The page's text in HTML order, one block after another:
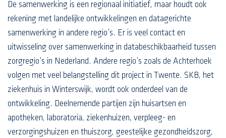
De samenwerking is een regionaal initiatief, maar houdt ook
rekening met landelijke ontwikkelingen en datagerichte
samenwerking in andere regio’s. Er is veel contact en
uitwisseling over samenwerking in databeschikbaarheid tussen
zorgregio’s in Nederland. Andere regio’s zoals de Achterhoek
volgen met veel belangstelling dit project in Twente. SKB, het
ziekenhuis in Winterswijk, wordt ook onderdeel van de
ontwikkeling. Deelnemende partijen zijn huisartsen en
apotheken, laboratoria, ziekenhuizen, verpleeg- en
verzorgingshuizen en thuiszorg, geestelijke gezondheidszorg,